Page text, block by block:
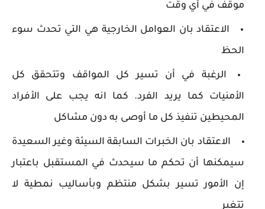
موقف في أي وقت
الاعتقاد بان العوامل الخارجية هي التي تحدث سوء
الحظ
الرغبة في أن تسير كل المواقف وتتحقق كل
الأمنيات كما يريد الفرد. كما انه يجب على الأفراد
المحيطين تنفيذ كل ما أوصى به دون مشاكل
الاعتقاد بان الخبرات السابقة السيئة وغير السعيدة
سيمكنها أن تحكم ما سيحدث في المستقبل باعتبار
إن الأمور تسير بشكل منتظم وبأساليب نمطية لا
تتغير